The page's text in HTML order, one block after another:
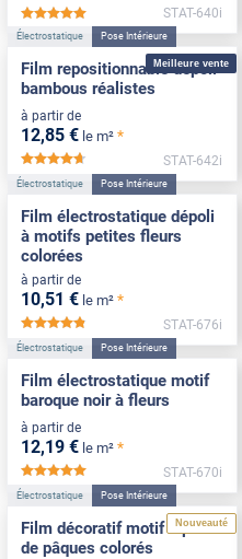
*****
STAT-640i
Meilleure vente
Électrostatique Pose Intérieure
Film repositionnable dépoli
bambous réalistes
à partir de
12,85 € le m² *
*****
STAT-642i
Électrostatique Pose Intérieure
Film électrostatique dépoli
à motifs petites fleurs
colorées
à partir de
10,51 € le m² *
STAT-676i
Électrostatique Pose Intérieure
Film électrostatique motif
baroque noir à fleurs
à partir de
12,19 € le m² *
*****
STAT-670i
Nouveauté
Électrostatique Pose Intérieure
Film décoratif motif lapins
de pâques colorés